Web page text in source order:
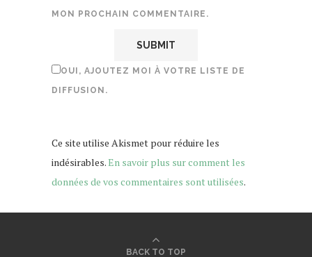
MON PROCHAIN COMMENTAIRE.
OUI, AJOUTEZ MOI À VOTRE LISTE DE
DIFFUSION.
Ce site utilise Akismet pour réduire les
indésirables.En savoir plus sur comment les
données de vos commentaires sont utilisées.
BACK TO TOP